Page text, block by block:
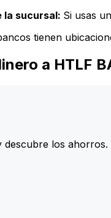
la sucursal: Si usas
tienen
a HTLF
los